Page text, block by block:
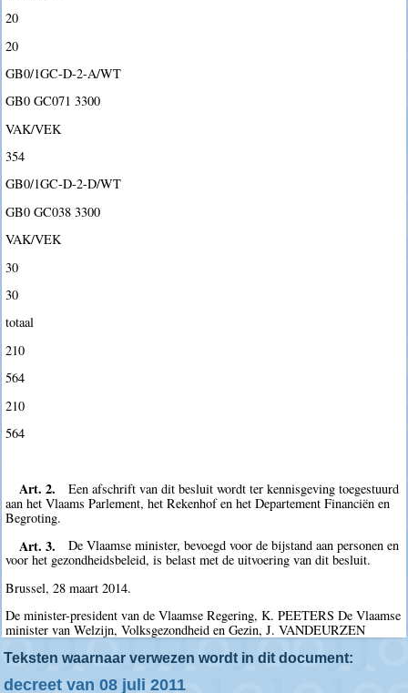
20
20
GB0/1GC-D-2-A/WT
GB0 GC071 3300
VAK/VEK
354
GB0/1GC-D-2-D/WT
GB0 GC038 3300
VAK/VEK
30
30
totaal
210
564
210
564
Art. 2.
Een afschrift van dit besluit wordt ter kennisgeving toegestuurd
aan het Vlaams Parlement, het Rekenhof en het Departement Financiën en
Begroting.
Art. 3.
De Vlaamse minister, bevoegd voor de bijstand aan personen en
voor het gezondheidsbeleid, is belast met de uitvoering van dit besluit.
Brussel, 28 maart 2014.
De minister-president van de Vlaamse Regering, K. PEETERS De Vlaamse
minister van Welzijn, Volksgezondheid en Gezin, J. VANDEURZEN
Teksten waarnaar verwezen wordt in dit document:
decreet van 08 juli 2011